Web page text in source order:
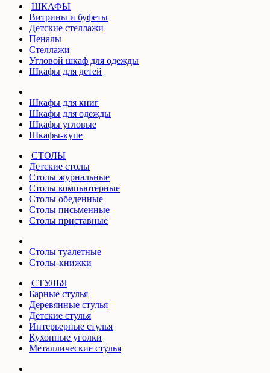
ШКАФЫ
Витрины и буфеты
Детские стеллажи
Пеналы
Стеллажи
Угловой шкаф для одежды
Шкафы для детей
Шкафы для книг
Шкафы для одежды
Шкафы угловые
Шкафы-купе
СТОЛЫ
Детские столы
Столы журнальные
Столы компьютерные
Столы обеденные
Столы письменные
Столы приставные
Столы туалетные
Столы-книжки
СТУЛЬЯ
Барные стулья
Деревянные стулья
Детские стулья
Интерьерные стулья
Кухонные уголки
Металлические стулья